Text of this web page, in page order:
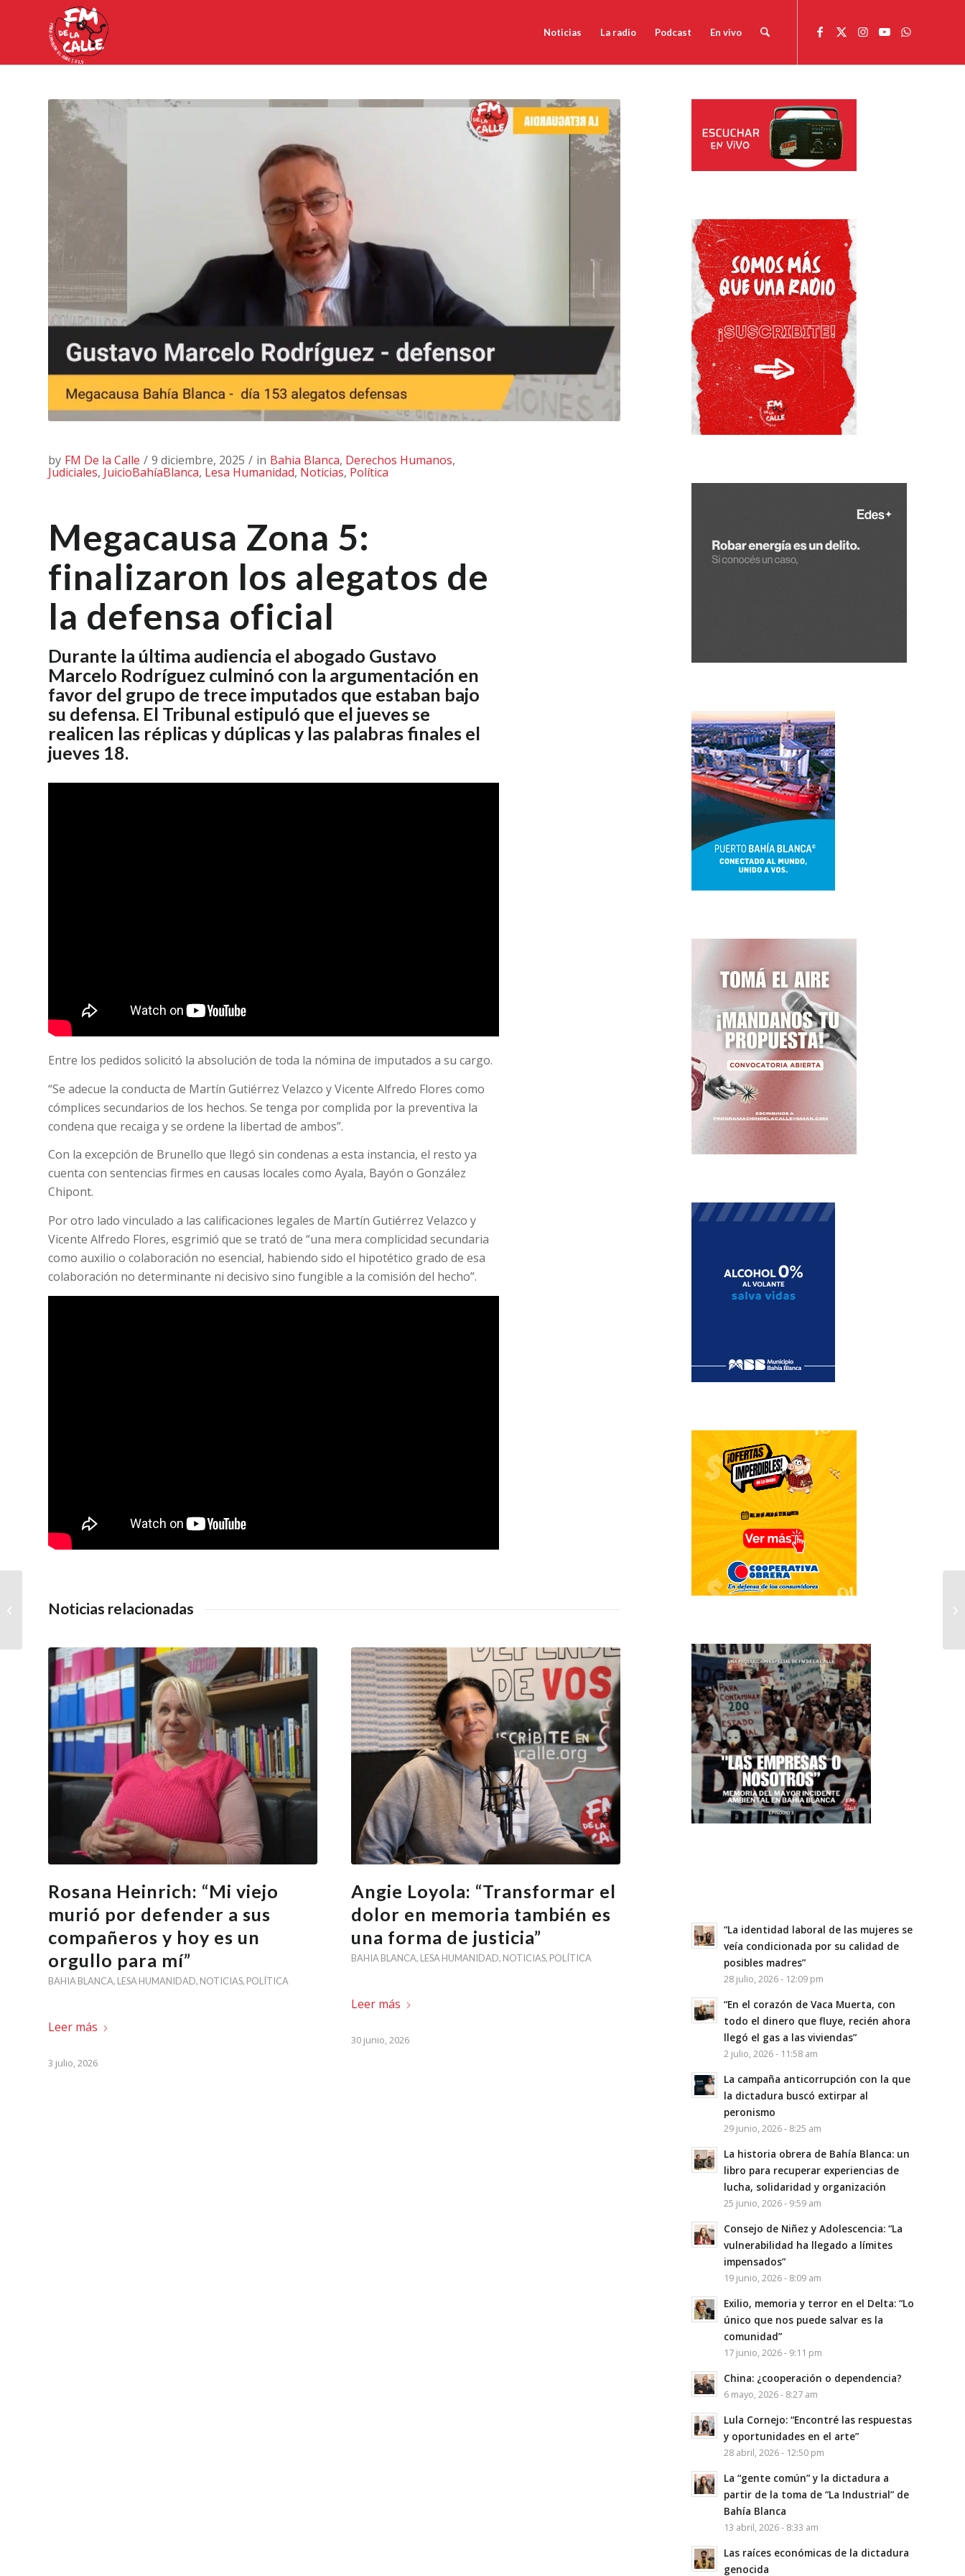
Noticias La radio Podcast En vivo
by FM De la Calle / 9 diciembre, 2025 / in Bahia Blanca, Derechos Humanos,
Judiciales, JuicioBahíaBlanca, Lesa Humanidad, Noticias, Política
Megacausa Zona 5:
finalizaron los alegatos de
la defensa oficial
Durante la última audiencia el abogado Gustavo
Marcelo Rodríguez culminó con la argumentación en
favor del grupo de trece imputados que estaban bajo
su defensa. El Tribunal estipuló que el jueves se
realicen las réplicas y dúplicas y las palabras finales el
jueves 18.
Entre los pedidos solicitó la absolución de toda la nómina de imputados a su cargo.
“Se adecue la conducta de Martín Gutiérrez Velazco y Vicente Alfredo Flores como
cómplices secundarios de los hechos. Se tenga por complida por la preventiva la
condena que recaiga y se ordene la libertad de ambos”.
Con la excepción de Brunello que llegó sin condenas a esta instancia, el resto ya
cuenta con sentencias firmes en causas locales como Ayala, Bayón o González
Chipont.
Por otro lado vinculado a las calificaciones legales de Martín Gutiérrez Velazco y
Vicente Alfredo Flores, esgrimió que se trató de “una mera complicidad secundaria
como auxilio o colaboración no esencial, habiendo sido el hipotético grado de esa
colaboración no determinante ni decisivo sino fungible a la comisión del hecho”.
Noticias relacionadas
Rosana Heinrich: “Mi viejo
murió por defender a sus
compañeros y hoy es un
orgullo para mí”
BAHIA BLANCA, LESA HUMANIDAD, NOTICIAS, POLÍTICA
Leer más
3 julio, 2026
Angie Loyola: “Transformar el
dolor en memoria también es
una forma de justicia”
BAHIA BLANCA, LESA HUMANIDAD, NOTICIAS, POLÍTICA
Leer más
30 junio, 2026
“La identidad laboral de las mujeres se
veía condicionada por su calidad de
posibles madres”
28 julio, 2026 - 12:09 pm
“En el corazón de Vaca Muerta, con
todo el dinero que fluye, recién ahora
llegó el gas a las viviendas”
2 julio, 2026 - 11:58 am
La campaña anticorrupción con la que
la dictadura buscó extirpar al
peronismo
29 junio, 2026 - 8:25 am
La historia obrera de Bahía Blanca: un
libro para recuperar experiencias de
lucha, solidaridad y organización
25 junio, 2026 - 9:59 am
Consejo de Niñez y Adolescencia: “La
vulnerabilidad ha llegado a límites
impensados”
19 junio, 2026 - 8:09 am
Exilio, memoria y terror en el Delta: “Lo
único que nos puede salvar es la
comunidad”
17 junio, 2026 - 9:11 pm
China: ¿cooperación o dependencia?
6 mayo, 2026 - 8:27 am
Lula Cornejo: “Encontré las respuestas
y oportunidades en el arte”
28 abril, 2026 - 12:50 pm
La “gente común” y la dictadura a
partir de la toma de “La Industrial” de
Bahía Blanca
13 abril, 2026 - 8:33 am
Las raíces económicas de la dictadura
genocida
exiliados: redes,
cultura y solidaridad